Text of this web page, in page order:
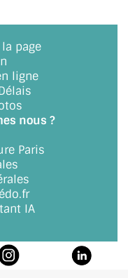
DU
DE VERRES
VERRE
page
ligne
nous ?
Paris
IA